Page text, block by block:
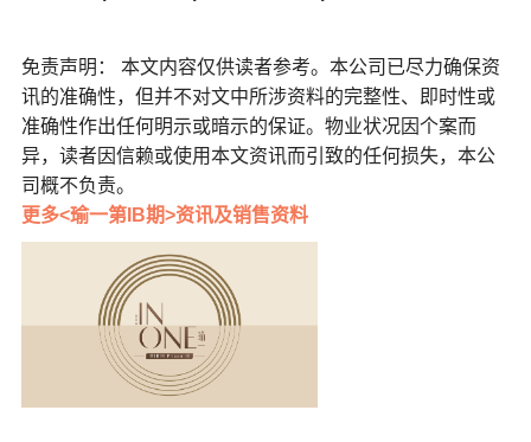
免责声明： 本文内容仅供读者参考。本公司已尽力确保资
讯的准确性，但并不对文中所涉资料的完整性、即时性或
准确性作出任何明示或暗示的保证。物业状况因个案而
异，读者因信赖或使用本文资讯而引致的任何损失，本公
司概不负责。
更多<瑜一第IB期>资讯及销售资料